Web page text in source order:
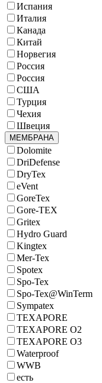
Испания
Италия
Канада
Китай
Норвегия
Россия
Россия
США
Турция
Чехия
Швеция
МЕМБРАНА
Dolomite
DriDefense
DryTex
eVent
GoreTex
Gore-TEX
Gritex
Hydro Guard
Kingtex
Mer-Tex
Spotex
Spo-Tex
Spo-Tex@WinTerm
Sympatex
TEXAPORE
TEXAPORE O2
TEXAPORE O3
Waterproof
WWB
есть